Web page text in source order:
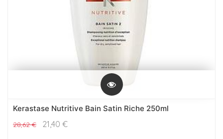
Kerastase Nutritive Bain Satin Riche 250ml
28,62€ 21,40 €